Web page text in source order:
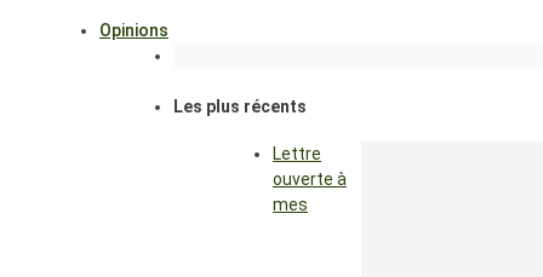
Opinions
Les plus récents
Lettre
ouverte à
mes